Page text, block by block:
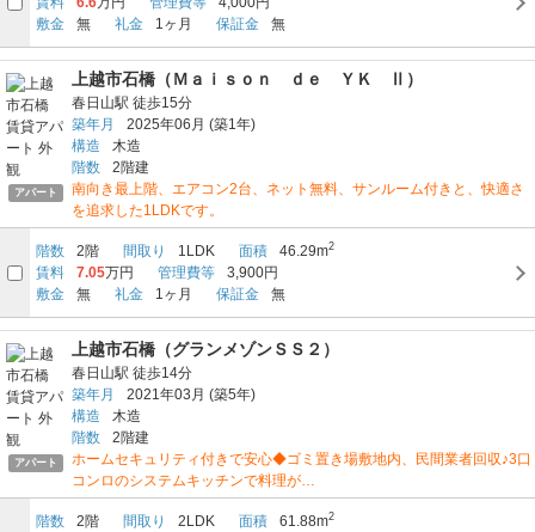
敷金
無 礼金 1ヶ月 保証金 無
アパート
上越市石橋（Ｍａｉｓｏｎ ｄｅ ＹＫ Ⅱ）
春日山駅 徒歩15分
築年月
2025年06月 (築1年)
構造
木造
階数
2階建
南向き最上階、エアコン2台、ネット無料、サンルーム付きと、快適さ
を追求した1LDKです。
階数 2階 間取り 1LDK 面積 46.29m2
賃料 7.05万円 管理費等
3,900円
敷金
無 礼金 1ヶ月 保証金 無
アパート
上越市石橋（グランメゾンＳＳ２）
春日山駅 徒歩14分
築年月
2021年03月 (築5年)
構造
木造
階数
2階建
ホームセキュリティ付きで安心◆ゴミ置き場敷地内、民間業者回収♪3口
コンロのシステムキッチンで料理が…
階数 2階 間取り 2LDK 面積 61.88m2